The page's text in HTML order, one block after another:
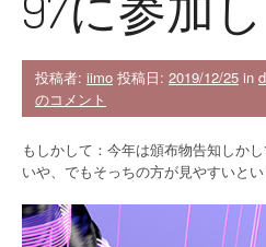
投稿者: iimo 投稿日: 2019/12/25 in
のコメント
もしかして：今年は頒布物告知しか
いや、でもそっちの方が見やすいと